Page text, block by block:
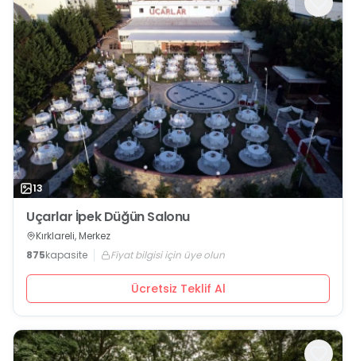
13
Uçarlar İpek Düğün Salonu
Kırklareli, Merkez
875kapasite Fiyat bilgisi için üye olun
Ücretsiz Teklif Al